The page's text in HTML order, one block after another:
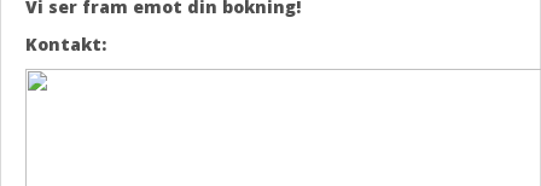
Vi ser fram emot din bokning!
Kontakt: